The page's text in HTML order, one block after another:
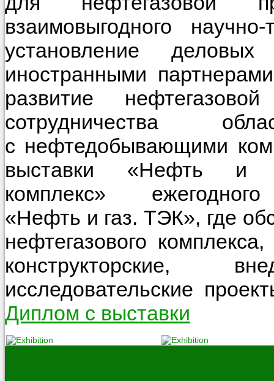
взаимовыгодного
установление
иностранными
развитие
сотрудничества
с нефтедобывающими
выставки «Нефть и
комплекс» ежегодного
«Нефть и газ. ТЭК», где
нефтегазового
конструкторские,
исследовательские
Диплом с выставки